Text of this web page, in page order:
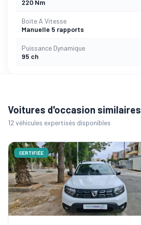
220 Nm
Boite A Vitesse
Manuelle 5 rapports
Puissance Dynamique
95 ch
Voitures d'occasion similaires
12 véhicules expertisés disponibles
CERTIFIÉE